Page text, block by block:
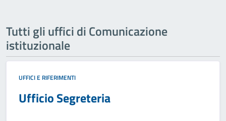
Tutti gli uffici di Comunicazione
istituzionale
UFFICI E RIFERIMENTI
Ufficio Segreteria